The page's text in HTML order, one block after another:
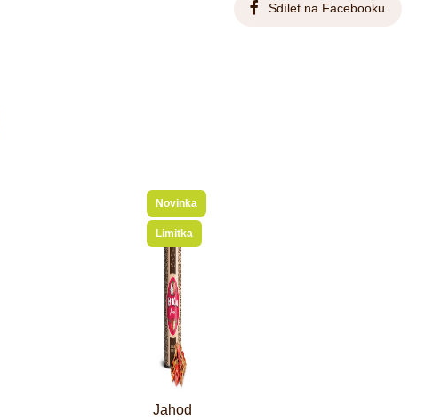
Sdílet na Facebooku
Novinka
Limitka
Jahod